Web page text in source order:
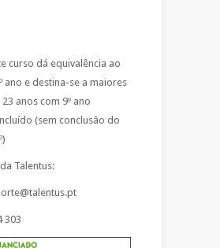
curso dá equivalência ao
ano e destina-se a maiores
anos com 9º ano
(sem conclusão do
Talentus:
303